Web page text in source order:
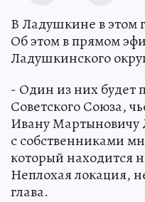
В Ладушкине в этом
Об этом в прямом
Ладушкинского
- Один из них будет
Советского Союза,
Ивану Мартыновичу
с собственниками
который находится
Неплохая локация,
глава.